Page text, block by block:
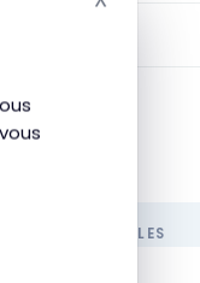
MENSUELLES